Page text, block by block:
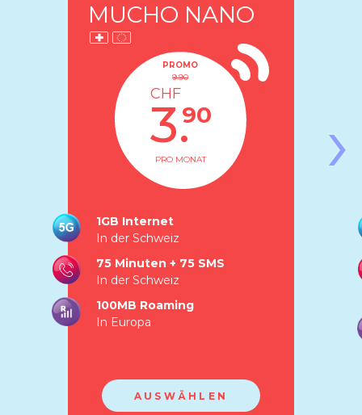
MUCHO NANO
PROMO
9.90
CHF
3.90
PRO MONAT
1GB Internet
In der Schweiz
75 Minuten + 75 SMS
In der Schweiz
100MB Roaming
In Europa
AUSWÄHLEN
›